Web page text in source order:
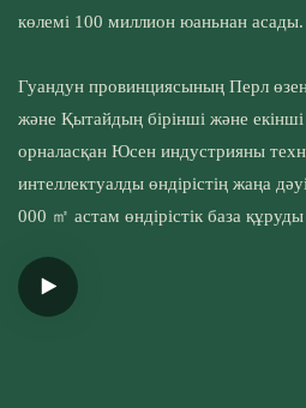
көлемі 100 миллион юаньнан асады.
Гуандун провинциясының Перл
және Қытайдың бірінші және екінші
орналасқан Юсен индустрияны
интеллектуалды өндірістің жаңа
000 ㎡ астам өндірістік база